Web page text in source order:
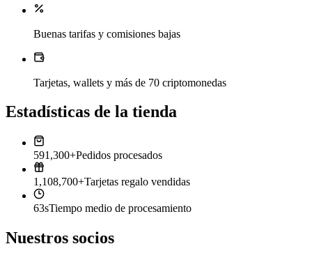
Buenas tarifas y comisiones bajas
Tarjetas, wallets y más de 70 criptomonedas
Estadísticas de la tienda
591,300+Pedidos procesados
1,108,700+Tarjetas regalo vendidas
63sTiempo medio de procesamiento
Nuestros socios